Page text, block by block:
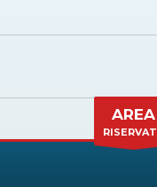
AREA